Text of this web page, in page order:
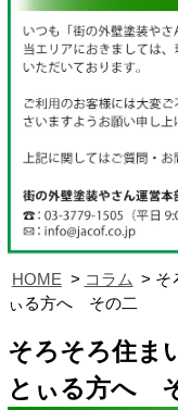
HOME コラム
そ
ぃる方へ その二
そろそろ住ま
とぃる方へ